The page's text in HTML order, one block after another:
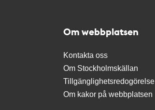
Om webbplatsen
Kontakta oss
Om Stockholmskällan
Tillgänglighetsredogörelse
Om kakor på webbplatsen